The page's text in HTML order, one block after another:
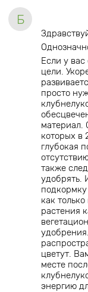
Б
Если у вас
цели.
просто
материал.
которых в
глубокая
также
удобрять.
как
растения
удобрения.
цветут.
месте
энергию